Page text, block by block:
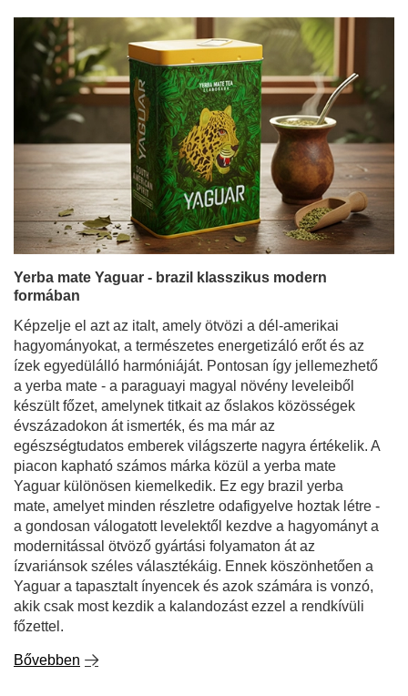
Yerba mate Yaguar - brazil klasszikus modern
formában
Képzelje el azt az italt, amely ötvözi a dél-amerikai
hagyományokat, a természetes energetizáló erőt és az
ízek egyedülálló harmóniáját. Pontosan így jellemezhető
a yerba mate - a paraguayi magyal növény leveleiből
készült főzet, amelynek titkait az őslakos közösségek
évszázadokon át ismerték, és ma már az
egészségtudatos emberek világszerte nagyra értékelik. A
piacon kapható számos márka közül a yerba mate
Yaguar különösen kiemelkedik. Ez egy brazil yerba
mate, amelyet minden részletre odafigyelve hoztak létre -
a gondosan válogatott levelektől kezdve a hagyományt a
modernitással ötvöző gyártási folyamaton át az
ízvariánsok széles választékáig. Ennek köszönhetően a
Yaguar a tapasztalt ínyencek és azok számára is vonzó,
akik csak most kezdik a kalandozást ezzel a rendkívüli
főzettel.
Bővebben